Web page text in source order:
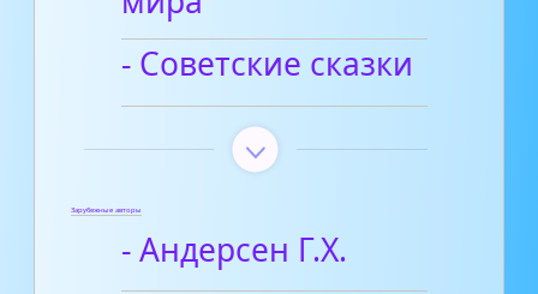
- Советские сказки
Зарубежные авторы
- Андерсен Г.Х.